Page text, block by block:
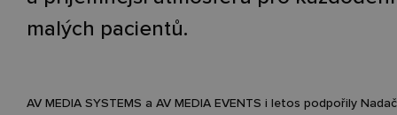
malých pacientů.
AV MEDIA SYSTEMS a AV MEDIA EVENTS i letos podpořily